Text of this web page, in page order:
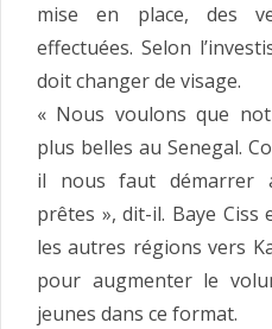
mise en place, des
effectuées. Selon
doit changer de visage.
« Nous voulons que
plus belles au Senegal.
il nous faut démarrer
prêtes », dit-il. Baye Ciss
les autres régions vers
pour augmenter le
jeunes dans ce format.